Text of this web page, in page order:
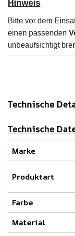
Hinweis
Bitte vor dem
einen passenden
unbeaufsichtigt
Technische
Technische
Marke
Produktart
Farbe
Material